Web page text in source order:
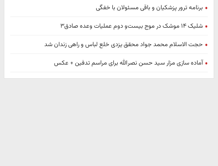
برنامه ترور پزشکیان و باقی مسئولان با خفگی
شلیک ۱۴ موشک در موج بیست‌و دوم عملیات وعده صادق۳
حجت الاسلام محمد جواد محقق یزدی خلع لباس و راهی زندان شد
آماده سازی مزار سید حسن نصرالله برای مراسم تدفین + عکس